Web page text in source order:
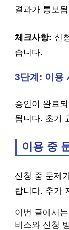
결과가 통보
체크사항: 신
습니다.
3단계: 이용
승인이 완료
됩니다. 초기
이용 중
신청 중 문제
랍니다. 추가
이번 글에서
비스와 신청